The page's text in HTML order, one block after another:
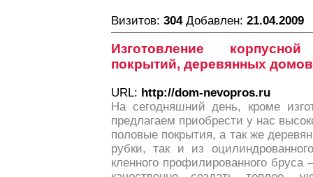
Визитов: 304Добавлен: 21.04.2009
Изготовление
покрытий, деревянных домов
URL: http://dom-nevopros.ru
На сегодняшний день, кроме
предлагаем приобрести у нас
половые покрытия, а так же
рубки, так и из
кленного профилированного